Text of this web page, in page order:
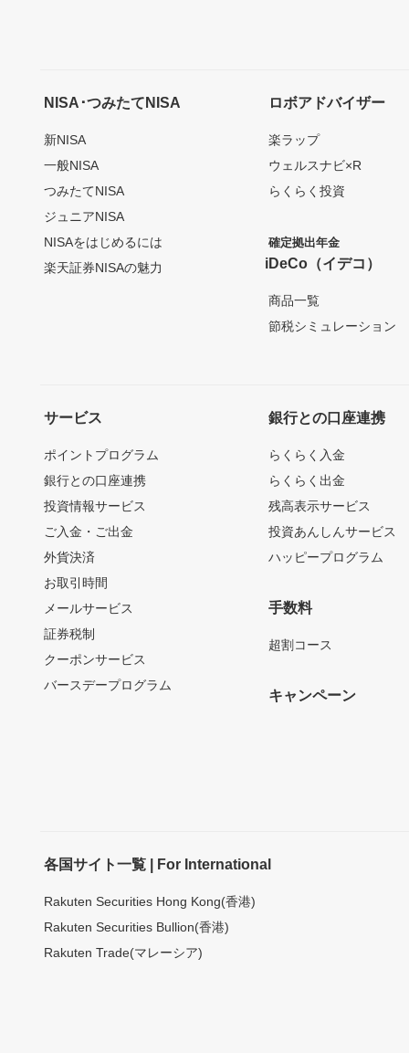
NISA･つみたてNISA
新NISA
一般NISA
つみたてNISA
ジュニアNISA
NISAをはじめるには
楽天証券NISAの魅力
ロボアドバイザー
楽ラップ
ウェルスナビ×R
らくらく投資
確定拠出年金
iDeCo（イデコ）
商品一覧
節税シミュレーション
サービス
ポイントプログラム
銀行との口座連携
投資情報サービス
ご入金・ご出金
外貨決済
お取引時間
メールサービス
証券税制
クーポンサービス
バースデープログラム
銀行との口座連携
らくらく入金
らくらく出金
残高表示サービス
投資あんしんサービス
ハッピープログラム
手数料
超割コース
キャンペーン
各国サイト一覧 | For International
Rakuten Securities Hong Kong(香港)
Rakuten Securities Bullion(香港)
Rakuten Trade(マレーシア)